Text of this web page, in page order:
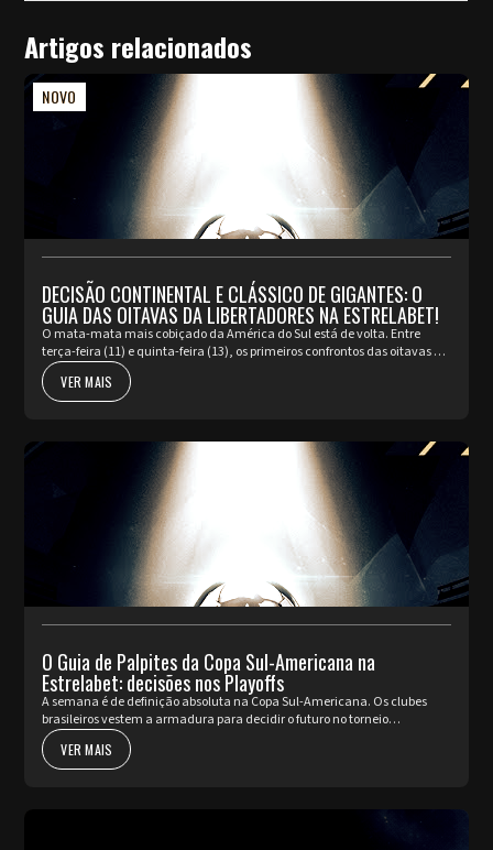
Artigos relacionados
NOVO
DECISÃO CONTINENTAL E CLÁSSICO DE GIGANTES: O
GUIA DAS OITAVAS DA LIBERTADORES NA ESTRELABET!
O mata-mata mais cobiçado da América do Sul está de volta. Entre
terça-feira (11) e quinta-feira (13), os primeiros confrontos das oitavas de
final da Copa Libertadores prometem incendiar os está...
VER MAIS
O Guia de Palpites da Copa Sul-Americana na
Estrelabet: decisões nos Playoffs
A semana é de definição absoluta na Copa Sul-Americana. Os clubes
brasileiros vestem a armadura para decidir o futuro no torneio
internacional diante da sua torcida, valendo a cobiçada vaga nas oi...
VER MAIS